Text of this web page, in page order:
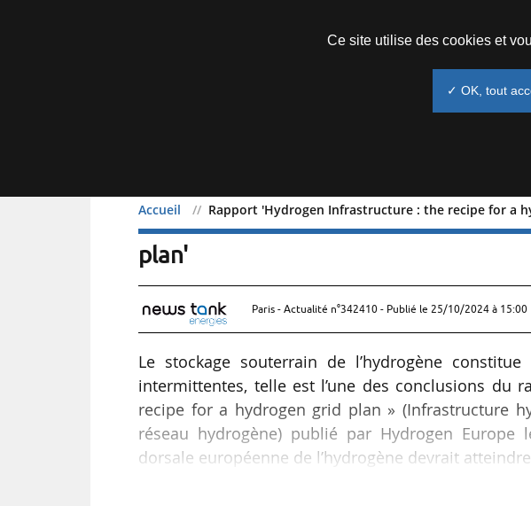
Accueil Rapport 'Hydrogen Infrastructure : the recipe for a
Rapport 'Hydrogen Infrastructure :
plan'
Paris - Actualité n°342410 - Publié le 25/10/2024 à 15:00
Le stockage souterrain de l’hydrogène
intermittentes, telle est l’une des conclusions du
recipe for a hydrogen grid plan » (Infrastructure
réseau hydrogène) publié par Hydrogen Europe
dorsale européenne de l’hydrogène devrait
Ce site utilise des cookies et
✓ OK, tout